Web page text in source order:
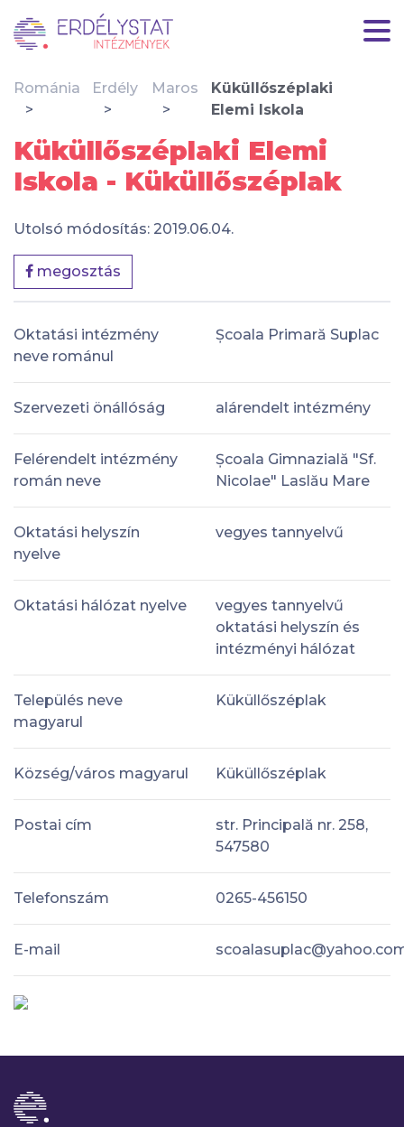
Románia Erdély Maros
Küküllőszéplaki
Elemi Iskola
Küküllőszéplaki Elemi
Iskola - Küküllőszéplak
Utolsó módosítás: 2019.06.04.
megosztás
Oktatási intézmény
neve románul
Școala Primară Suplac
Szervezeti önállóság alárendelt intézmény
Felérendelt intézmény
román neve
Școala Gimnazială "Sf.
Nicolae" Laslău Mare
Oktatási helyszín
nyelve
vegyes tannyelvű
Oktatási hálózat nyelve
vegyes tannyelvű
oktatási helyszín és
intézményi hálózat
Település neve
magyarul
Küküllőszéplak
Község/város magyarul Küküllőszéplak
Postai cím
str. Principală nr. 258,
547580
Telefonszám 0265-456150
E-mail